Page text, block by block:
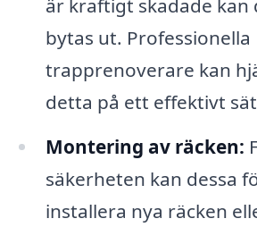
är kraftigt skadade kan
bytas ut. Professionella
trapprenoverare kan
detta på ett effektivt
Montering av räcken:
säkerheten kan dessa
installera nya räcken